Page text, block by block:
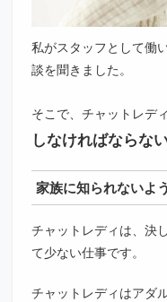
私がスタッフとして働
談を聞きました。
そこで、チャットレデ
しなければならな
家族に知られないよ
チャットレディは、決
て少ない仕事です。
チャットレディはアダ